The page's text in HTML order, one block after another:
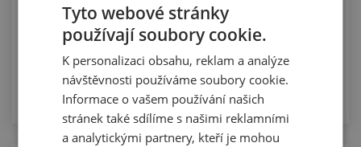
Tyto webové stránky
používají soubory cookie.
K personalizaci obsahu, reklam a analýze
návštěvnosti používáme soubory cookie.
Informace o vašem používání našich
stránek také sdílíme s našimi reklamními
a analytickými partnery, kteří je mohou